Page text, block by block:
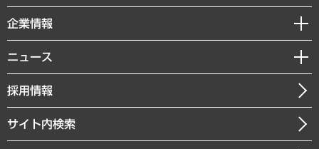
共生・ダイバーシティ
GRC（ガバナンス・リスク・コンプライアンス）・防災（政策）
経済・産業・雇用・労働
レポート
コラム
経営用語集
受託・受注実績（官公庁関連）
メディア掲載・出演
セミナー・イベント情報
MUFGビジネスセミナー
受託案件情報
企業情報
私たちの想い
社長メッセージ
会社概要
ニュース
ニュースリリース
お知らせ
採用情報
サイト内検索